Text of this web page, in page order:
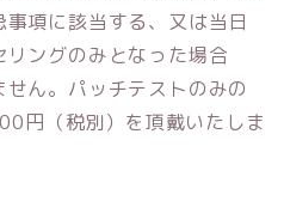
項に該当する、又は当日
ングのみとなった場合
ん。パッチテストのみの
円 （税別） を頂戴いたしま